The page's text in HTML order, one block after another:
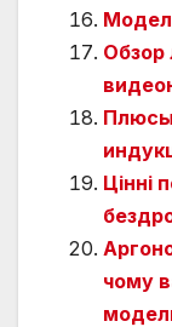
Обзор
Плюсы
Цінні
чому